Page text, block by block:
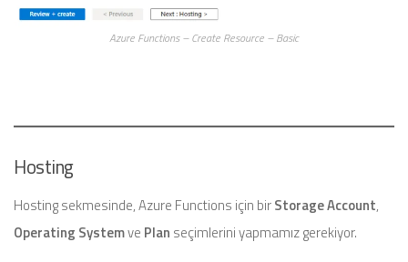
Azure Functions – Create Resource – Basic
Hosting
Hosting sekmesinde, Azure Functions için birStorage Account,
Operating Systemve Plan seçimlerini yapmamız gerekiyor.